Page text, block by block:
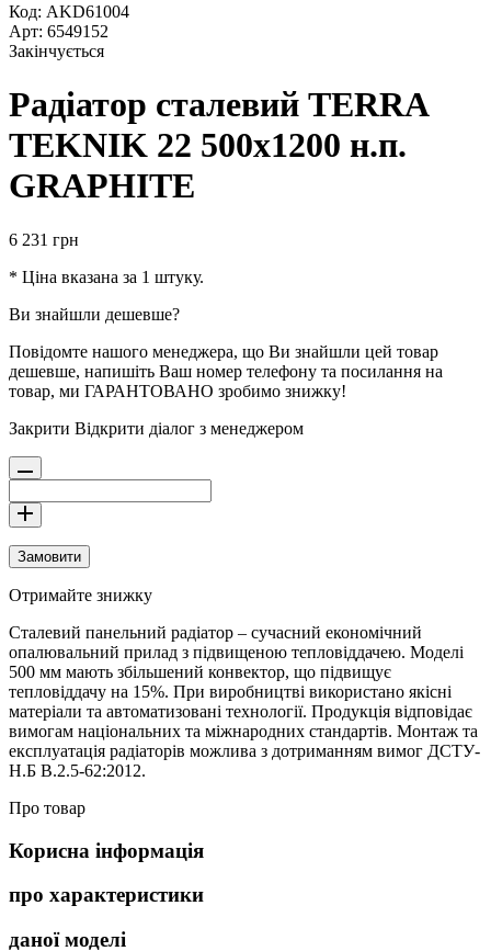
Код: AKD61004
Арт: 6549152
Закінчується
Радіатор сталевий TERRA
TEKNIK 22 500х1200 н.п.
GRAPHITE
6 231 грн
* Ціна вказана за 1 штуку.
Ви знайшли дешевше?
Повідомте нашого менеджера, що Ви знайшли цей товар
дешевше, напишіть Ваш номер телефону та посилання на
товар, ми ГАРАНТОВАНО зробимо знижку!
Закрити Відкрити діалог з менеджером
Замовити
Отримайте знижку
Сталевий панельний радіатор – сучасний економічний
опалювальний прилад з підвищеною тепловіддачею. Моделі
500 мм мають збільшений конвектор, що підвищує
тепловіддачу на 15%. При виробництві використано якісні
матеріали та автоматизовані технології. Продукція відповідає
вимогам національних та міжнародних стандартів. Монтаж та
експлуатація радіаторів можлива з дотриманням вимог ДСТУ-
Н.Б В.2.5-62:2012.
Про товар
Корисна інформація
про характеристики
даної моделі